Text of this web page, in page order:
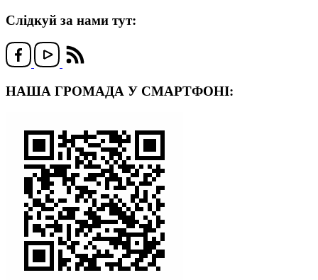
Слідкуй за нами тут:
НАША ГРОМАДА У СМАРТФОНІ: